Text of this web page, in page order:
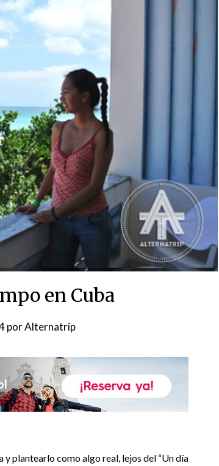
en Cuba
porAlternatrip
y plantearlo como algo real, lejos del “Un día